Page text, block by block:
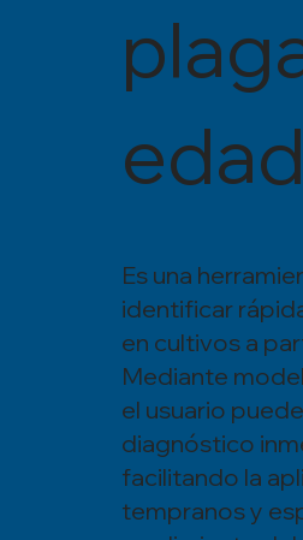
Es una
identificar
en cultivos a
Mediante
el usuario
diagnóstico
facilitando la
tempranos y